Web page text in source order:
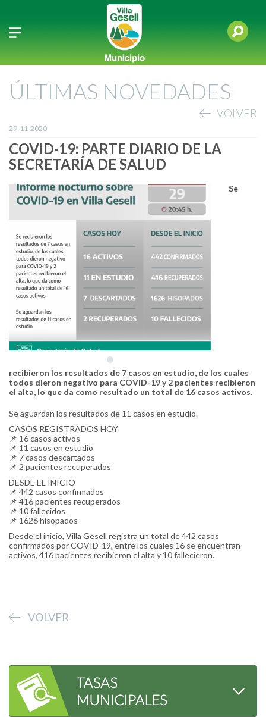
ÚLTIMAS NOVEDADES
VOLVER
29-11-2020
COVID-19: PARTE DIARIO DE LA
SECRETARÍA DE SALUD
Se
recibieron los resultados de 7 casos en estudio, de los cuales
todos dieron negativo para COVID-19 y 2 pacientes recibieron
el alta, lo que da como resultado un total de 16 casos activos.
Se aguardan los resultados de 11 casos en estudio.
CASOS REGISTRADOS HOY
📌 16 casos activos
📌 11 casos en estudio
📌 7 casos descartados
📌 2 pacientes recuperados
DESDE EL INICIO
📌 442 casos confirmados
📌 416 pacientes recuperados
📌 10 fallecidos
📌 1626 hisopados
Desde el inicio, Villa Gesell registra un total de 442 casos
confirmados por COVID-19, entre los cuales 16 se encuentran
activos, 416 pacientes recibieron el alta y 10 fallecieron.
VOLVER